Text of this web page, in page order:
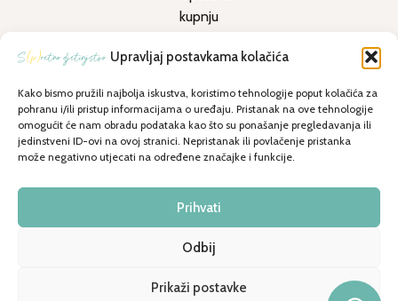
Upravljaj postavkama kolačića
Kako bismo pružili najbolja iskustva, koristimo tehnologije poput kolačića za
pohranu i/ili pristup informacijama o uređaju. Pristanak na ove tehnologije
omogućit će nam obradu podataka kao što su ponašanje pregledavanja ili
jedinstveni ID-ovi na ovoj stranici. Nepristanak ili povlačenje pristanka
može negativno utjecati na određene značajke i funkcije.
Prihvati
Odbij
Prikaži postavke
kupnju
korištenja
kupnje
Dostava i
preuzimanje
2025. Razvijeno u suradnji s